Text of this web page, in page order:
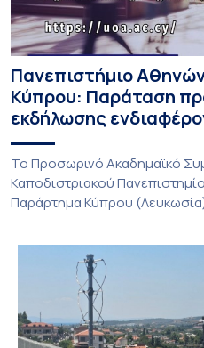
Πανεπιστήμιο
Κύπρου: Παράταση
εκδήλωσης
Το Προσωρινό Ακαδημαϊκό
Καποδιστριακού
Παράρτημα Κύπρου
παράταση της προθεσμίας
ενδιαφέροντος για την
Τμημάτων του
για το ακαδημαϊκό έτος
Αυγούστου 2026. […]